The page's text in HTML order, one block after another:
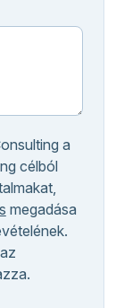
a
célból
megadása